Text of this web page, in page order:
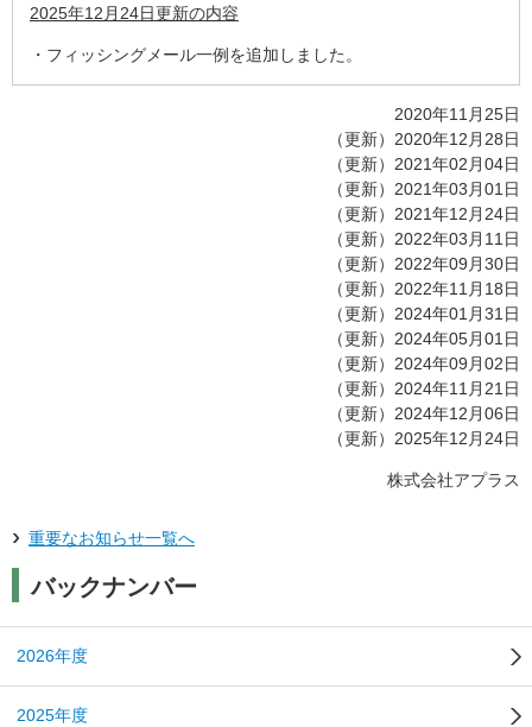
2025年12月24日更新の内容
・フィッシングメール一例を追加しました。
2020年11月25日
（更新）2020年12月28日
（更新）2021年02月04日
（更新）2021年03月01日
（更新）2021年12月24日
（更新）2022年03月11日
（更新）2022年09月30日
（更新）2022年11月18日
（更新）2024年01月31日
（更新）2024年05月01日
（更新）2024年09月02日
（更新）2024年11月21日
（更新）2024年12月06日
（更新）2025年12月24日
株式会社アプラス
重要なお知らせ一覧へ
バックナンバー
2026年度
2025年度